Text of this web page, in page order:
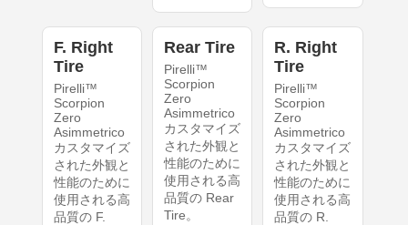
F. Right
Tire
Pirelli™
Scorpion
Zero
Asimmetrico
カスタマイズ
された外観と
性能のために
使用される高
品質の F.
Rear Tire
Pirelli™
Scorpion
Zero
Asimmetrico
カスタマイズ
された外観と
性能のために
使用される高
品質の Rear
Tire。
R. Right
Tire
Pirelli™
Scorpion
Zero
Asimmetrico
カスタマイズ
された外観と
性能のために
使用される高
品質の R.